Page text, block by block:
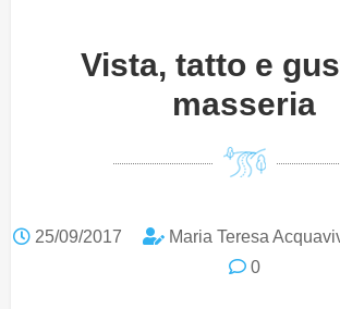
Vista, tatto e
masseria
25/09/2017 Maria Teresa
0